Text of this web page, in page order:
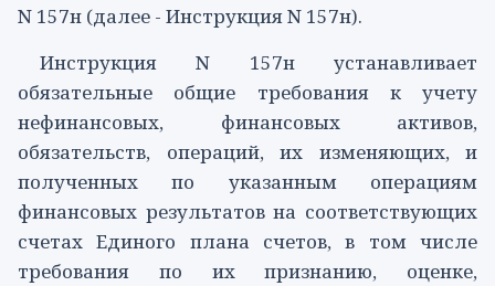
N 157н (далее - Инструкция N 157н).
ИнструкцияN 157н устанавливает
обязательные общие требования к учету
нефинансовых, финансовых активов,
обязательств, операций, их изменяющих, и
полученных по указанным операциям
финансовых результатов на соответствующих
счетах Единого плана счетов, в том числе
требования по их признанию, оценке,